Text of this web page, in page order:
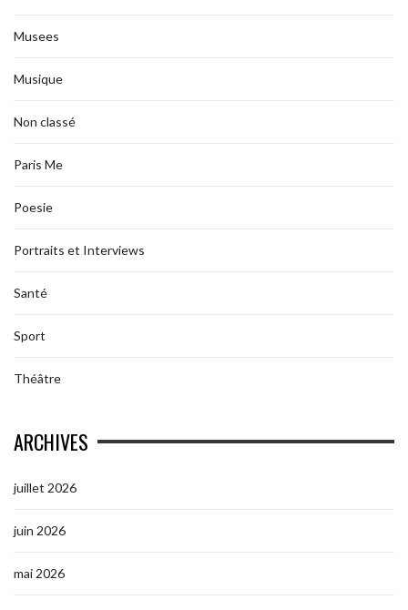
Musees
Musique
Non classé
Paris Me
Poesie
Portraits et Interviews
Santé
Sport
Théâtre
ARCHIVES
juillet 2026
juin 2026
mai 2026